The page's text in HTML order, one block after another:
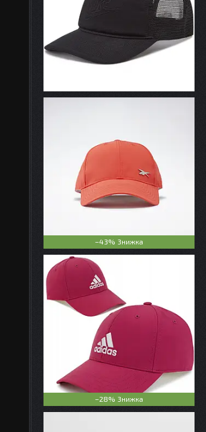
–43%
–28%